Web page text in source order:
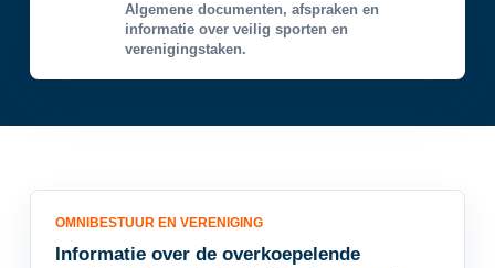
Algemene documenten, afspraken en
informatie over veilig sporten en
verenigingstaken.
OMNIBESTUUR EN VERENIGING
Informatie over de overkoepelende